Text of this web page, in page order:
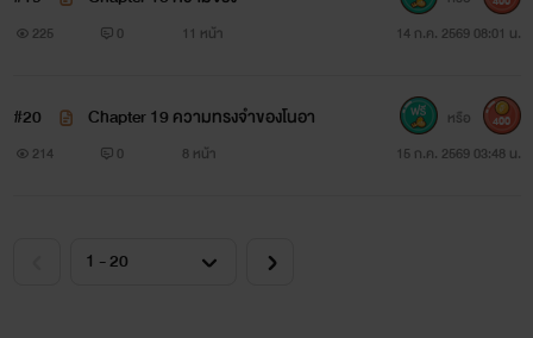
225 0 11 หน้า 14 ก.ค. 2569 08:01 น.
#20 Chapter 19 ความทรงจำของโนอา
214 0 8 หน้า 15 ก.ค. 2569 03:48 น.
หรือ 400